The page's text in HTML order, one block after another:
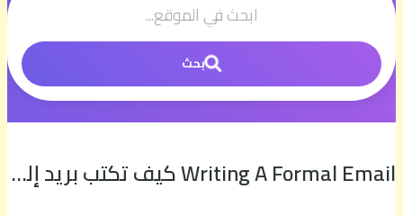
بحث
Writing A Formal Email كيف تكتب بريد إلكتروني رسمي